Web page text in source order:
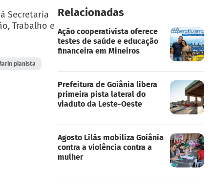
Secretaria
Trabalho e
pianista
Relacionadas
Ação cooperativista oferece
testes de saúde e educação
financeira em Mineiros
Prefeitura de Goiânia libera
primeira pista lateral do
viaduto da Leste-Oeste
Agosto Lilás mobiliza Goiânia
contra a violência contra a
mulher